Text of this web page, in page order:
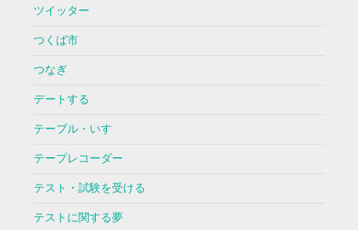
ツイッター
つくば市
つなぎ
デートする
テーブル・いす
テープレコーダー
テスト・試験を受ける
テストに関する夢